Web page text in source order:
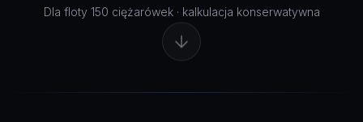
Dla floty 150 ciężarówek · kalkulacja konserwatywna